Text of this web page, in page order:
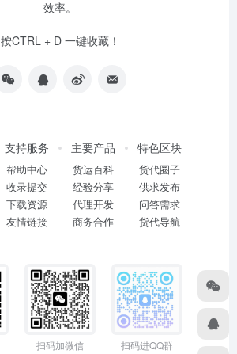
效率。
按CTRL + D 一键收藏！
支持服务
帮助中心
收录提交
下载资源
友情链接
主要产品
货运百科
经验分享
代理开发
商务合作
特色区块
货代圈子
供求发布
问答需求
货代导航
扫码加微信 扫码进QQ群